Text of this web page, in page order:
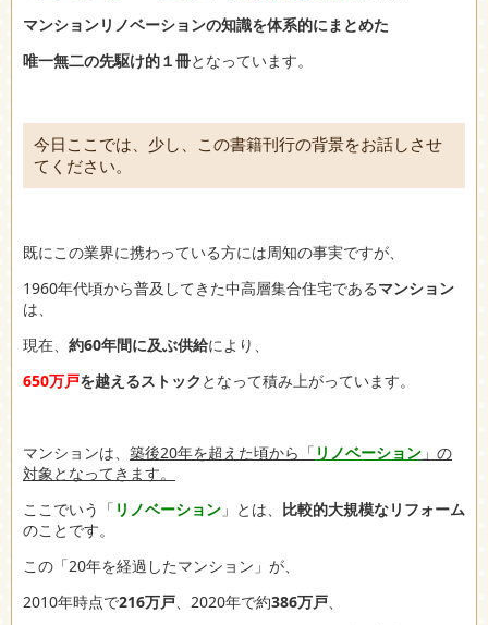
マンションリノベーションの知識を体系的にまとめた
唯一無二の先駆け的１冊となっています。
今日ここでは、少し、この書籍刊行の背景をお話しさせ
てください。
既にこの業界に携わっている方には周知の事実ですが、
1960年代頃から普及してきた中高層集合住宅であるマンション
は、
現在、 約60年間に及ぶ供給により、
650万戸を越えるストック となって積み上がっています。
マンションは、 築後20年を超えた頃から「 リノベーション 」の
対象となってきます。
ここでいう「 リノベーション 」とは、 比較的大規模なリフォーム
のことです。
この「20年を経過したマンション」が、
2010年時点で216万戸 、2020年で約386万戸